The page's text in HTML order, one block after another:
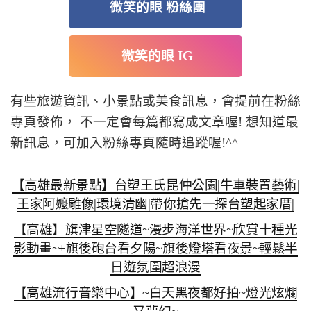
微笑的眼 粉絲團
微笑的眼 IG
有些旅遊資訊、小景點或美食訊息，會提前在粉絲
專頁發佈， 不一定會每篇都寫成文章喔! 想知道最
新訊息，可加入粉絲專頁隨時追蹤喔!^^
【高雄最新景點】台塑王氏昆仲公園|牛車裝置藝術|
王家阿嬤雕像|環境清幽|帶你搶先一探台塑起家厝|
【高雄】旗津星空隧道~漫步海洋世界~欣賞十種光
影動畫~+旗後砲台看夕陽~旗後燈塔看夜景~輕鬆半
日遊氛圍超浪漫
【高雄流行音樂中心】~白天黑夜都好拍~燈光炫爛